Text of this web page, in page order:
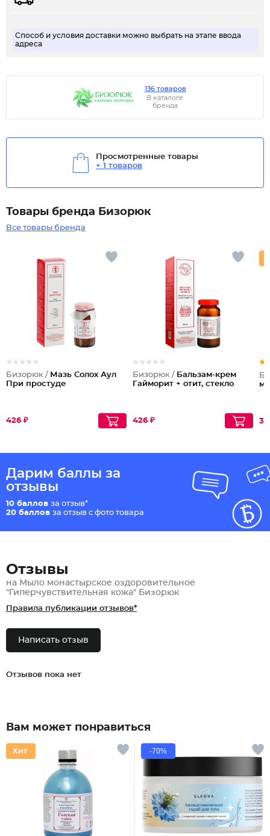
Способ и условия доставки можно выбрать на этапе ввода
адреса
136 товаров
В каталоге
бренда
Просмотренные товары
+ 1 товаров
Товары бренда Бизорюк
Все товары бренда
Бизорюк / Мазь Солох Аул
При простуде
426 ₽
Бизорюк / Бальзам-крем
Гайморит + отит, стекло
426 ₽
Дарим баллы за
отзывы
10 баллов за отзыв*
20 баллов за отзыв с фото товара
Отзывы
на Мыло монастырское оздоровительное
"Гиперчувствительная кожа" Бизорюк
Правила публикации отзывов*
Написать отзыв
Отзывов пока нет
Вам может понравиться
-70%